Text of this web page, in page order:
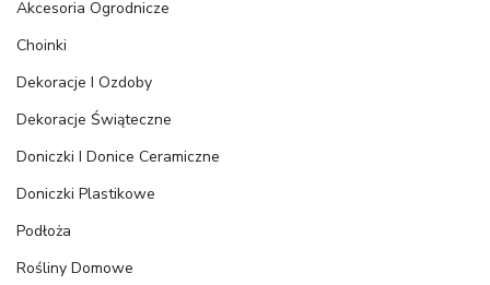
Akcesoria Ogrodnicze
Choinki
Dekoracje I Ozdoby
Dekoracje Świąteczne
Doniczki I Donice Ceramiczne
Doniczki Plastikowe
Podłoża
Rośliny Domowe